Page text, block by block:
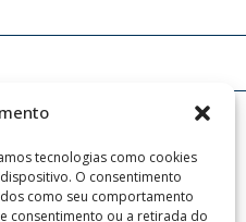
tecnologias como cookies
O consentimento
como seu comportamento
consentimento ou a retirada do